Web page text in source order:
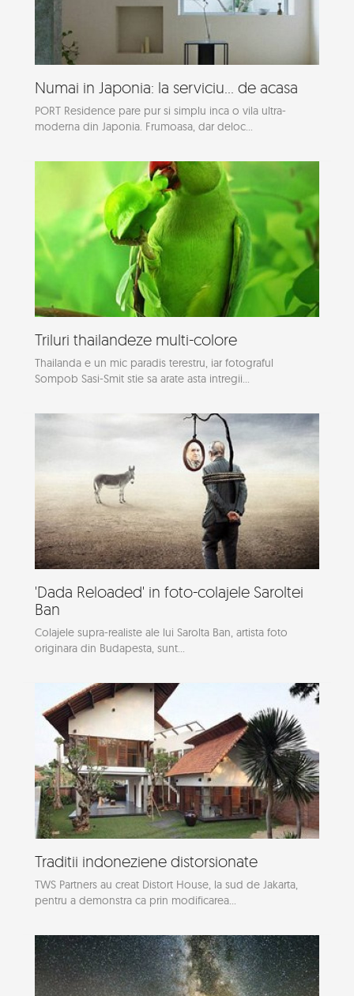
Numai in Japonia: la serviciu... de acasa
PORT Residence pare pur si simplu inca o vila ultra-
moderna din Japonia. Frumoasa, dar deloc...
Triluri thailandeze multi-colore
Thailanda e un mic paradis terestru, iar fotograful
Sompob Sasi-Smit stie sa arate asta intregii...
'Dada Reloaded' in foto-colajele Saroltei
Ban
Colajele supra-realiste ale lui Sarolta Ban, artista foto
originara din Budapesta, sunt...
Traditii indoneziene distorsionate
TWS Partners au creat Distort House, la sud de Jakarta,
pentru a demonstra ca prin modificarea...